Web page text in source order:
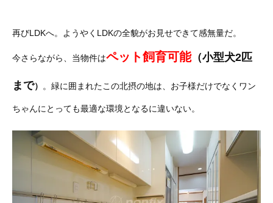
再びLDKへ。ようやくLDKの全貌がお見せできて感無量だ。
今さらながら、当物件はペット飼育可能（小型犬2匹
まで） 。緑に囲まれたこの北摂の地は、お子様だけでなくワン
ちゃんにとっても最適な環境となるに違いない。